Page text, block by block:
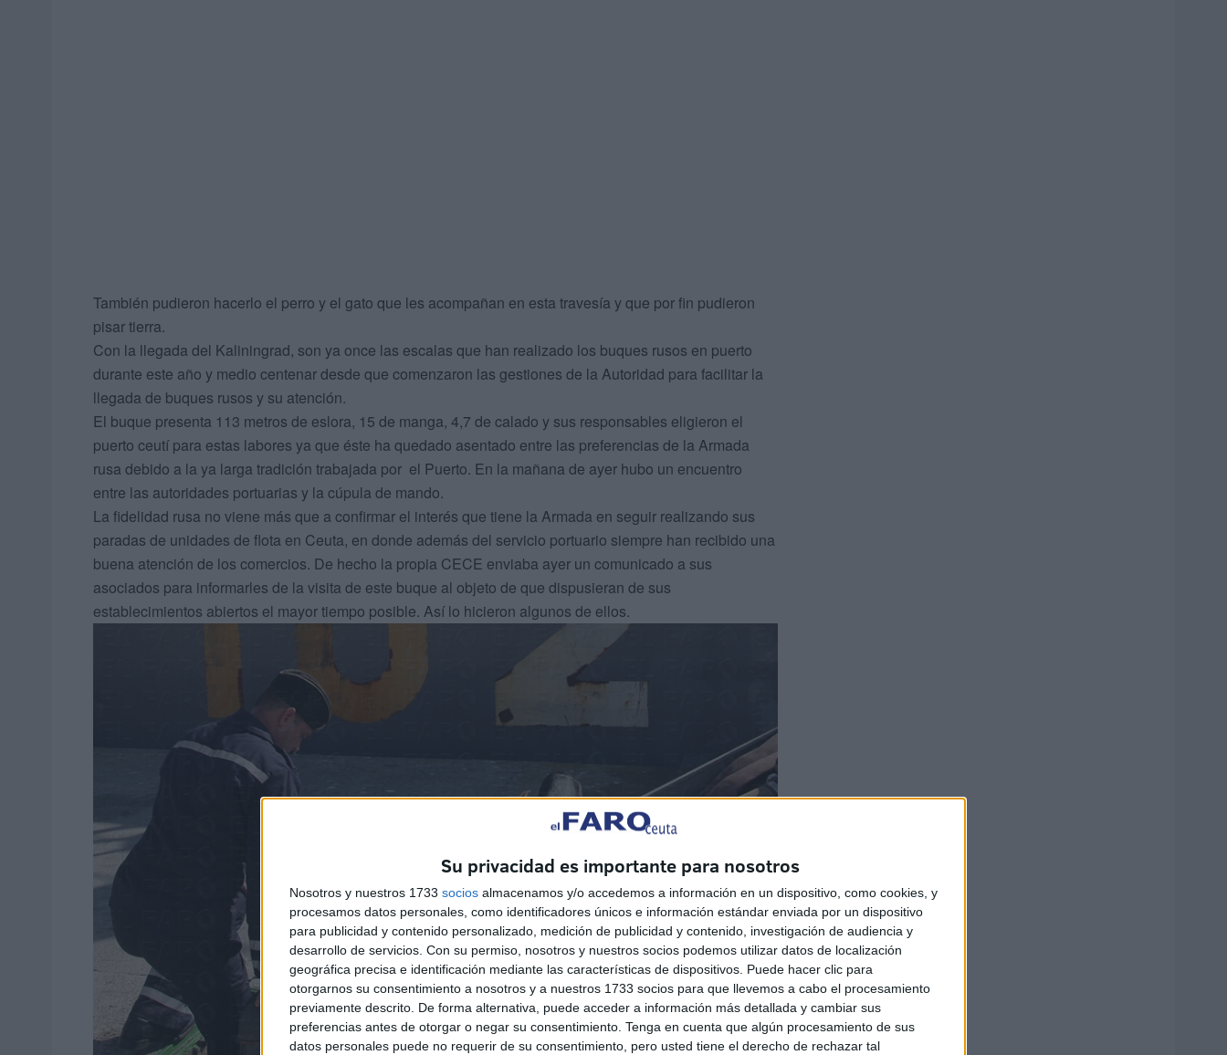
Su privacidad es importante para nosotros
Nosotros y nuestros 1733 socios almacenamos y/o accedemos a información en un dispositivo, como cookies, y
procesamos datos personales, como identificadores únicos e información estándar enviada por un dispositivo
para publicidad y contenido personalizado, medición de publicidad y contenido, investigación de audiencia y
desarrollo de servicios. Con su permiso, nosotros y nuestros socios podemos utilizar datos de localización
geográfica precisa e identificación mediante las características de dispositivos. Puede hacer clic para
otorgarnos su consentimiento a nosotros y a nuestros 1733 socios para que llevemos a cabo el procesamiento
previamente descrito. De forma alternativa, puede acceder a información más detallada y cambiar sus
preferencias antes de otorgar o negar su consentimiento. Tenga en cuenta que algún procesamiento de sus
datos personales puede no requerir de su consentimiento, pero usted tiene el derecho de rechazar tal
También pudieron hacerlo el perro y el gato que les acompañan en esta travesía y que por fin pudieron
pisar tierra.
Con la llegada del Kaliningrad, son ya once las escalas que han realizado los buques rusos en puerto
durante este año y medio centenar desde que comenzaron las gestiones de la Autoridad para facilitar la
llegada de buques rusos y su atención.
El buque presenta 113 metros de eslora, 15 de manga, 4,7 de calado y sus responsables eligieron el
puerto ceutí para estas labores ya que éste ha quedado asentado entre las preferencias de la Armada
rusa debido a la ya larga tradición trabajada por el Puerto. En la mañana de ayer hubo un encuentro
entre las autoridades portuarias y la cúpula de mando.
La fidelidad rusa no viene más que a confirmar el interés que tiene la Armada en seguir realizando sus
paradas de unidades de flota en Ceuta, en donde además del servicio portuario siempre han recibido una
buena atención de los comercios. De hecho la propia CECE enviaba ayer un comunicado a sus
asociados para informarles de la visita de este buque al objeto de que dispusieran de sus
establecimientos abiertos el mayor tiempo posible. Así lo hicieron algunos de ellos.